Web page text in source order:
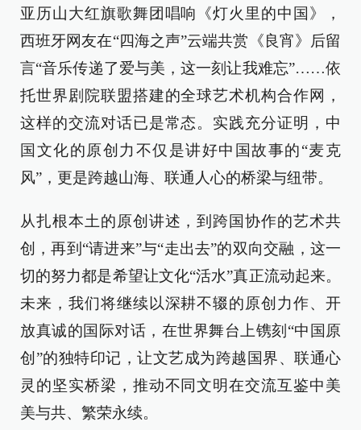
亚历山大红旗歌舞团唱响《灯火里的中国》，
西班牙网友在“四海之声”云端共赏《良宵》后留
言“音乐传递了爱与美，这一刻让我难忘”……依
托世界剧院联盟搭建的全球艺术机构合作网，
这样的交流对话已是常态。实践充分证明，中
国文化的原创力不仅是讲好中国故事的“麦克
风”，更是跨越山海、联通人心的桥梁与纽带。
从扎根本土的原创讲述，到跨国协作的艺术共
创，再到“请进来”与“走出去”的双向交融，这一
切的努力都是希望让文化“活水”真正流动起来。
未来，我们将继续以深耕不辍的原创力作、开
放真诚的国际对话，在世界舞台上镌刻“中国原
创”的独特印记，让文艺成为跨越国界、联通心
灵的坚实桥梁，推动不同文明在交流互鉴中美
美与共、繁荣永续。